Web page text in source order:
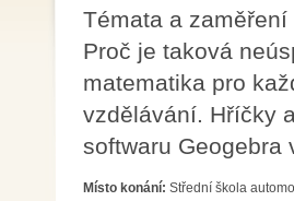
Témata a zaměření
Proč je taková
matematika pro
vzdělávání. Hříčky
softwaru Geogebra
Místo konání: Střední škola